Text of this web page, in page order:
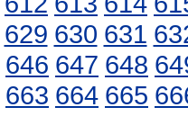
629 630 631
646 647 648
663 664 665